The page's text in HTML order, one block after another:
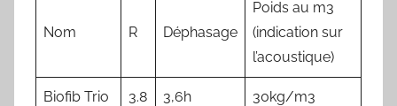
Nom R Déphasage
Poids au m3
(indication sur
l’acoustique)
Biofib Trio 3.8 3,6h 30kg/m3